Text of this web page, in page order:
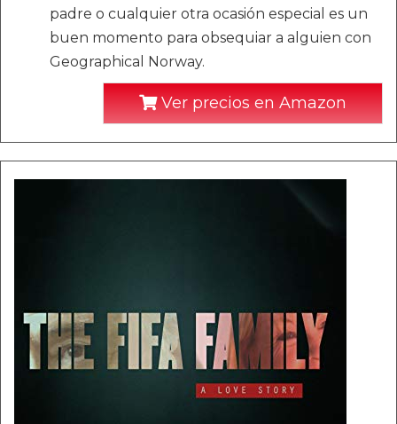
padre o cualquier otra ocasión especial es un
buen momento para obsequiar a alguien con
Geographical Norway.
Ver precios en Amazon